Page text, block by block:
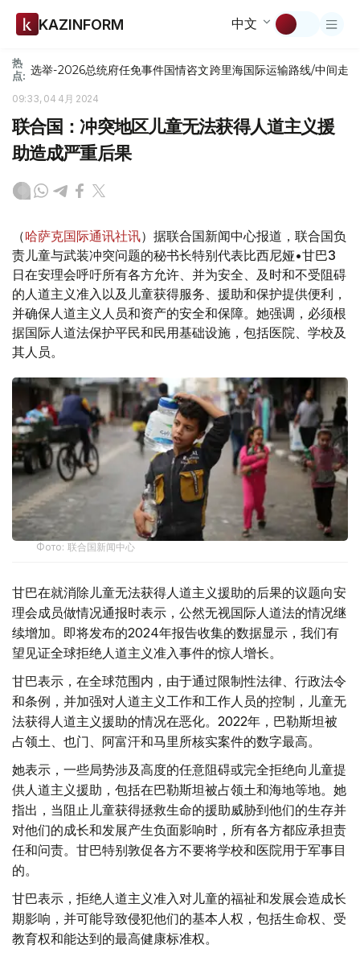
KAZINFORM 中文
热
点: 选举-2026总统府任免事件国情咨文跨里海国际运输路线/中间走廊
09:33, 04 4月 2024
联合国：冲突地区儿童无法获得人道主义援
助造成严重后果
（哈萨克国际通讯社讯）据联合国新闻中心报道，联合国负
责儿童与武装冲突问题的秘书长特别代表比西尼娅•甘巴3
日在安理会呼吁所有各方允许、并为安全、及时和不受阻碍
的人道主义准入以及儿童获得服务、援助和保护提供便利，
并确保人道主义人员和资产的安全和保障。她强调，必须根
据国际人道法保护平民和民用基础设施，包括医院、学校及
其人员。
Фото: 联合国新闻中心
甘巴在就消除儿童无法获得人道主义援助的后果的议题向安
理会成员做情况通报时表示，公然无视国际人道法的情况继
续增加。即将发布的2024年报告收集的数据显示，我们有
望见证全球拒绝人道主义准入事件的惊人增长。
甘巴表示，在全球范围内，由于通过限制性法律、行政法令
和条例，并加强对人道主义工作和工作人员的控制，儿童无
法获得人道主义援助的情况在恶化。2022年，巴勒斯坦被
占领土、也门、阿富汗和马里所核实案件的数字最高。
她表示，一些局势涉及高度的任意阻碍或完全拒绝向儿童提
供人道主义援助，包括在巴勒斯坦被占领土和海地等地。她
指出，当阻止儿童获得拯救生命的援助威胁到他们的生存并
对他们的成长和发展产生负面影响时，所有各方都应承担责
任和问责。甘巴特别敦促各方不要将学校和医院用于军事目
的。
甘巴表示，拒绝人道主义准入对儿童的福祉和发展会造成长
期影响，并可能导致侵犯他们的基本人权，包括生命权、受
教育权和能达到的最高健康标准权。